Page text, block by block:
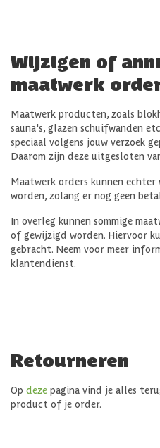
Wijzigen of
maatwerk
Maatwerk producten, zoals
sauna's, glazen schuifwanden
speciaal volgens jouw verzoek
Daarom zijn deze uitgesloten
Maatwerk orders kunnen
worden, zolang er nog geen
In overleg kunnen sommige
of gewijzigd worden. Hiervoor
gebracht. Neem voor meer
klantendienst.
Retourneren
Op deze pagina vind je alles
product of je order.